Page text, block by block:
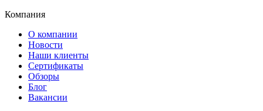
Компания
О компании
Новости
Наши клиенты
Сертификаты
Обзоры
Блог
Вакансии